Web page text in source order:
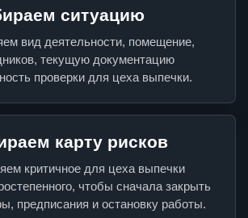
ситуацию
вид деятельности, помещение,
текущую документацию
проверки для цеха выпечки.
карту рисков
критичное для цеха выпечки
чтобы сначала закрыть
предписания и остановку работы.